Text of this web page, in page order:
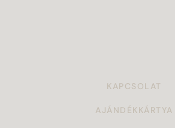
KAPCSOLAT
AJÁNDÉKKÁRTYA